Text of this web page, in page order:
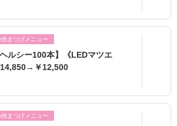
他まつげメニュー
ルシー100本】《LEDマツエ
￥12,500
他まつげメニュー